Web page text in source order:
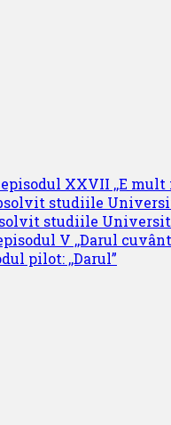
XXVII ,,E mult
studiile
studiile
V ,,Darul
pilot: ,,Darul”